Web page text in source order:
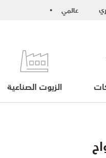
• عالمي
الزيوت الصناعية